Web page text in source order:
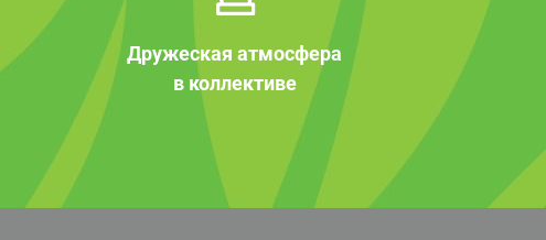
Дружеская атмосфера
в коллективе